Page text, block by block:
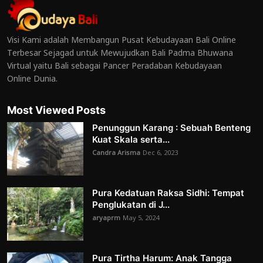
Visi Kami adalah Membangun Pusat Kebudayaan Bali Online
Terbesar Sejagad untuk Mewujudkan Bali Padma Bhuwana
Virtual yaitu Bali sebagai Pancer Peradaban Kebudayaan
Online Dunia.
Most Viewed Posts
Penunggun Karang : Sebuah Benteng
Kuat Skala serta...
Candra Arisma Dec 6, 2023
Pura Kedatuan Raksa Sidhi: Tempat
Penglukatan di J...
aryaprm May 5, 2024
Pura Tirtha Harum: Anak Tangga